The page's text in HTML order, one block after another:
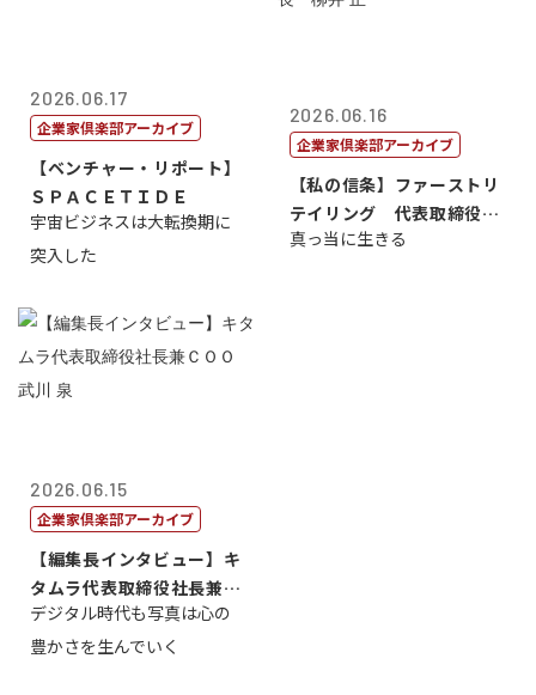
2026.06.17
企業家倶楽部アーカイブ
【ベンチャー・リポート】
ＳＰＡＣＥＴＩＤＥ
宇宙ビジネスは大転換期に
突入した
2026.06.16
企業家倶楽部アーカイブ
【私の信条】ファーストリ
テイリング 代表取締役会
長兼社長 柳...
真っ当に生きる
2026.06.15
企業家倶楽部アーカイブ
【編集長インタビュー】キ
タムラ代表取締役社長兼Ｃ
ＯＯ 武川 ...
デジタル時代も写真は心の
豊かさを生んでいく